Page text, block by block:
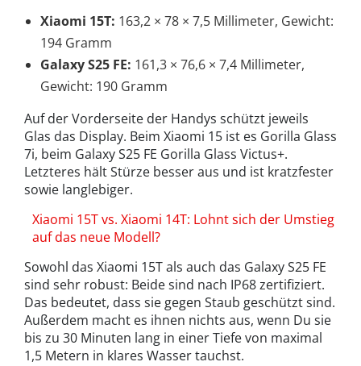
Xiaomi 15T: 163,2 × 78 × 7,5 Millimeter, Gewicht:
194 Gramm
Galaxy S25 FE: 161,3 × 76,6 × 7,4 Millimeter,
Gewicht: 190 Gramm
Auf der Vorderseite der Handys schützt jeweils
Glas das Display. Beim Xiaomi 15 ist es Gorilla Glass
7i, beim Galaxy S25 FE Gorilla Glass Victus+.
Letzteres hält Stürze besser aus und ist kratzfester
sowie langlebiger.
Xiaomi 15T vs. Xiaomi 14T: Lohnt sich der Umstieg
auf das neue Modell?
Sowohl das Xiaomi 15T als auch das Galaxy S25 FE
sind sehr robust: Beide sind nach IP68 zertifiziert.
Das bedeutet, dass sie gegen Staub geschützt sind.
Außerdem macht es ihnen nichts aus, wenn Du sie
bis zu 30 Minuten lang in einer Tiefe von maximal
1,5 Metern in klares Wasser tauchst.